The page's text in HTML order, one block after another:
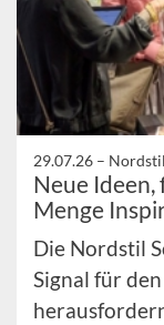
29.07.26 –
Neue Ideen,
Menge
Die Nordstil
Signal für